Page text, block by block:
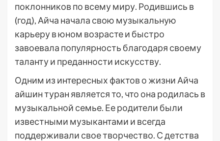
поклонников по всему миру. Родившись в
(год), Айча начала свою музыкальную
карьеру в юном возрасте и быстро
завоевала популярность благодаря своему
таланту и преданности искусству.
Одним из интересных фактов о жизни Айча
айшин туран является то, что она родилась в
музыкальной семье. Ее родители были
известными музыкантами и всегда
поддерживали свое творчество. С детства